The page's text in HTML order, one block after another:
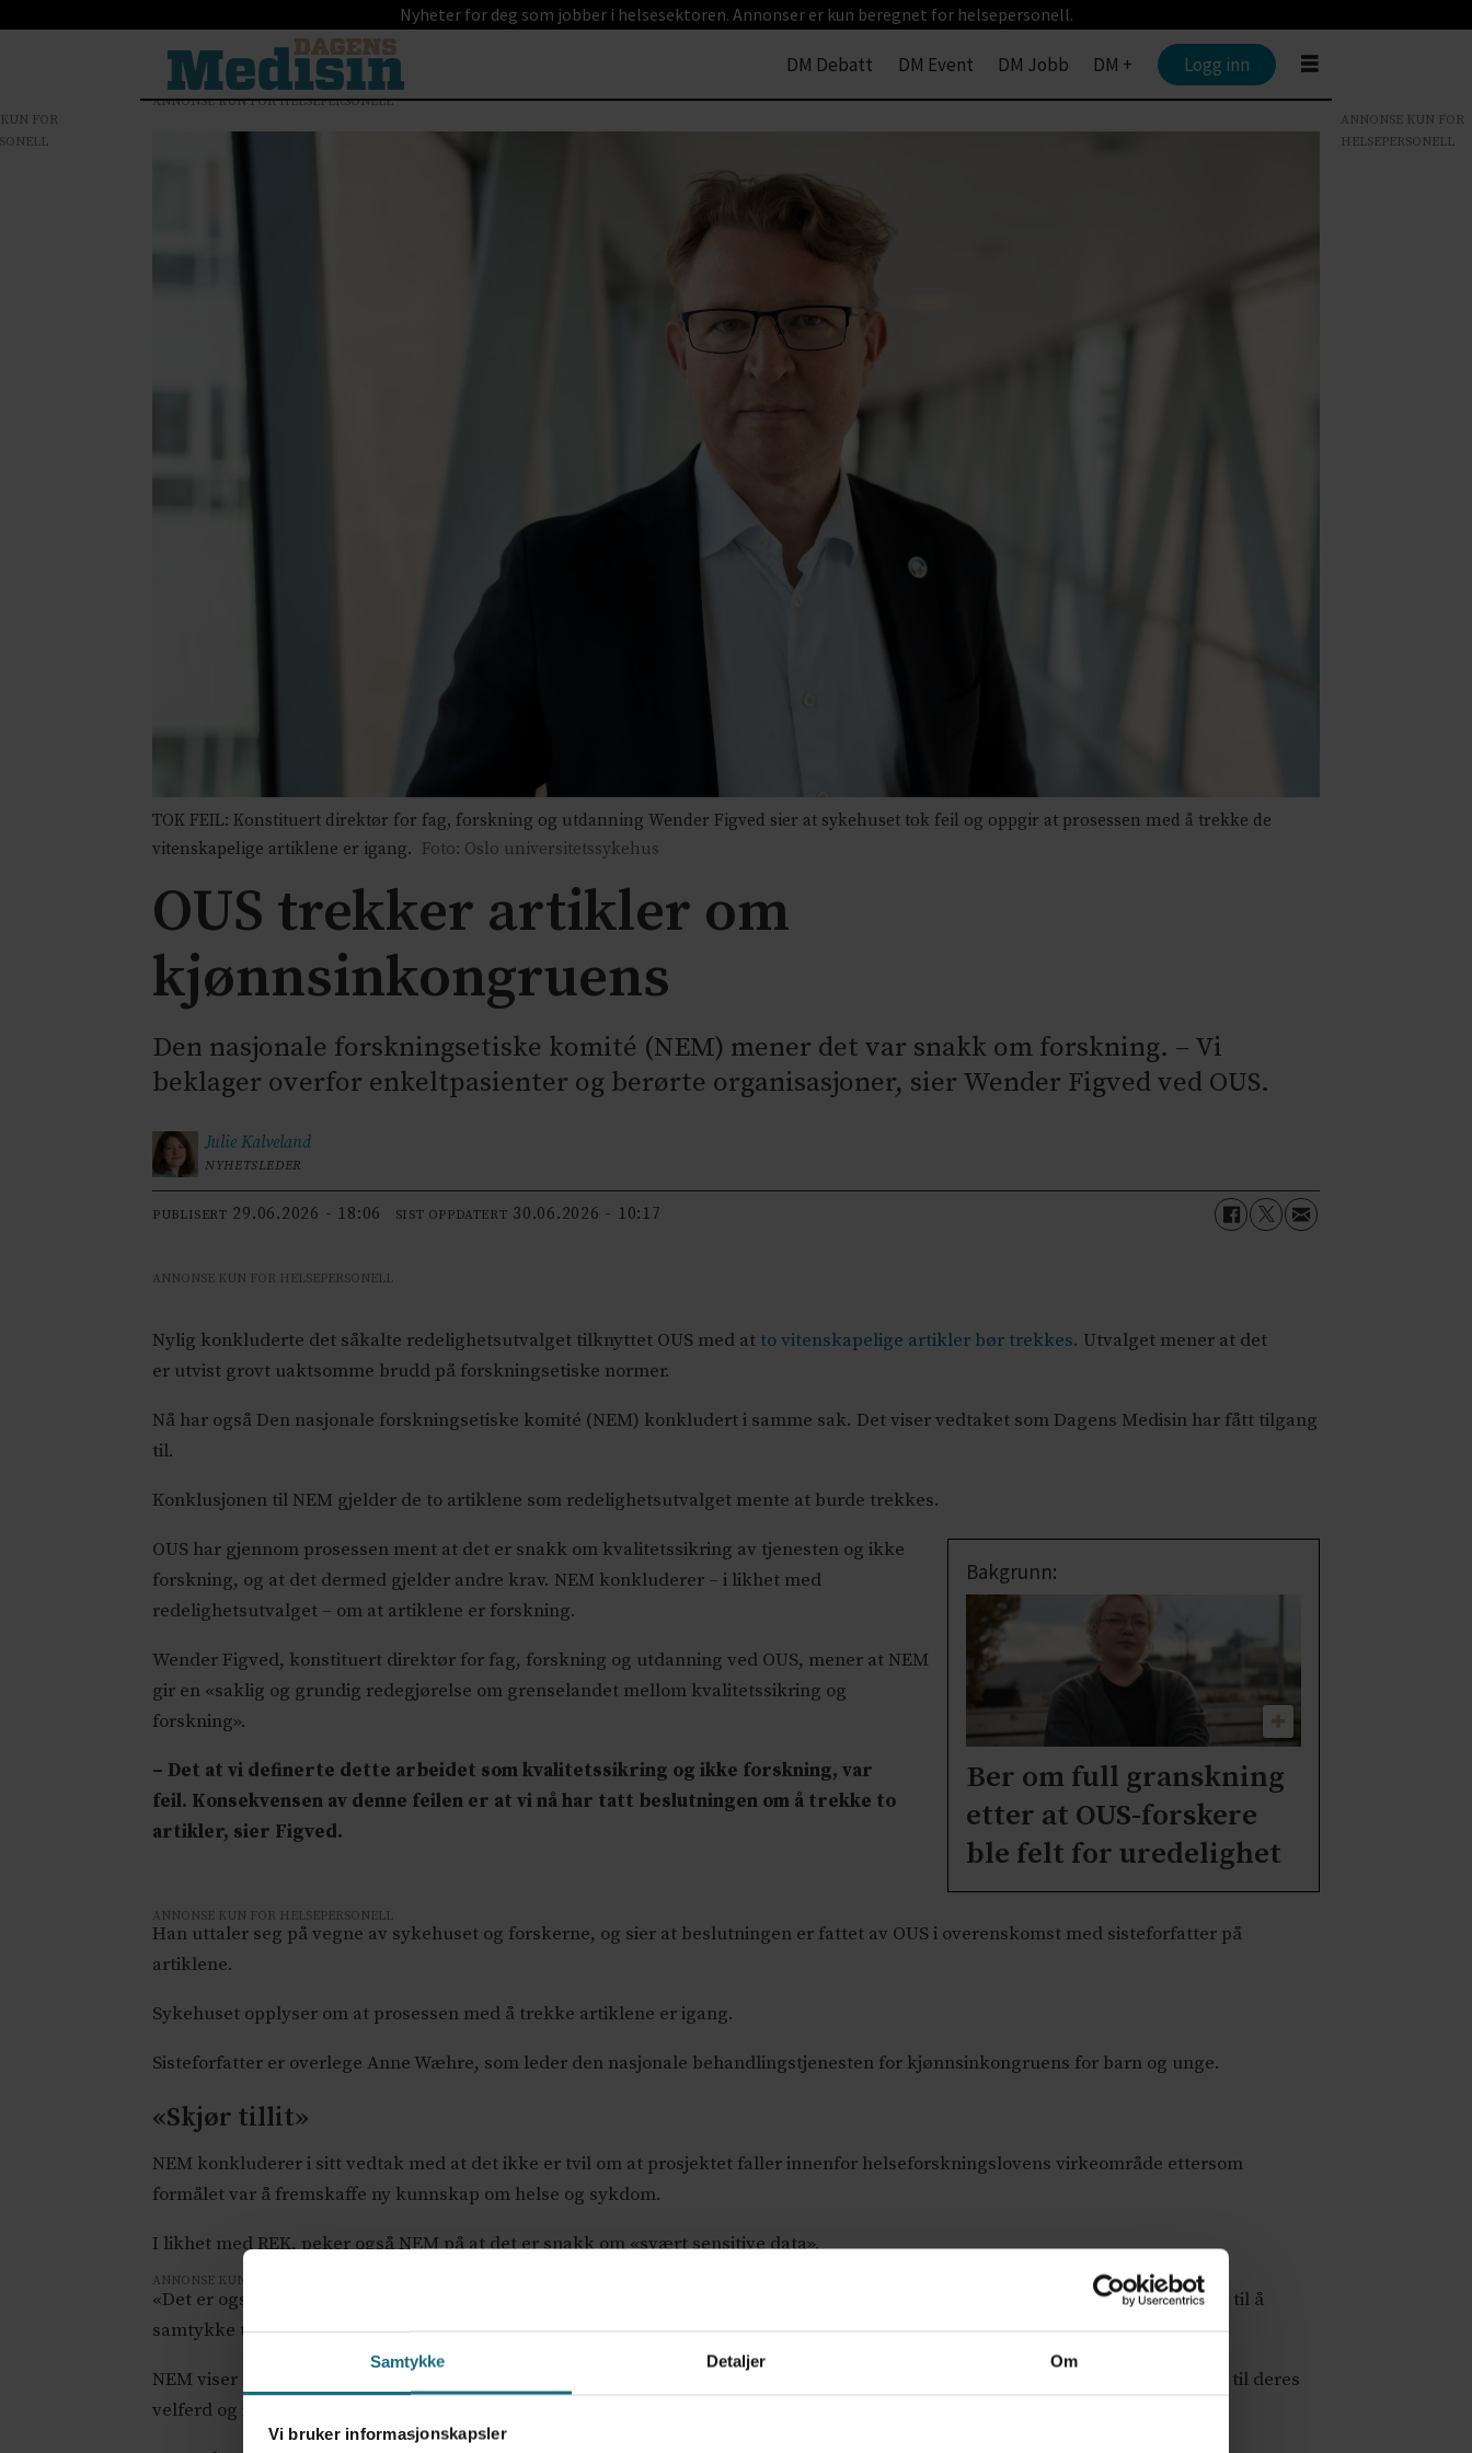
Samtykke Detaljer Om
Vi bruker informasjonskapsler
Nyheter for deg som jobber i helsesektoren. Annonser er kun beregnet for helsepersonell.
DM Debatt DM Event DM Jobb DM + Logg inn
ANNONSE KUN FOR HELSEPERSONELL
TOK FEIL: Konstituert direktør for fag, forskning og utdanning Wender Figved sier at sykehuset tok feil og oppgir at prosessen med å trekke de
vitenskapelige artiklene er igang. Foto: Oslo universitetssykehus
OUS trekker artikler om
kjønnsinkongruens
Den nasjonale forskningsetiske komité (NEM) mener det var snakk om forskning. – Vi
beklager overfor enkeltpasienter og berørte organisasjoner, sier Wender Figved ved OUS.
Julie Kalveland
NYHETSLEDER
PUBLISERT 29.06.2026 - 18:06 SIST OPPDATERT 30.06.2026 - 10:17
ANNONSE KUN FOR HELSEPERSONELL
Nylig konkluderte det såkalte redelighetsutvalget tilknyttet OUS med at to vitenskapelige artikler bør trekkes. Utvalget mener at det
er utvist grovt uaktsomme brudd på forskningsetiske normer.
Nå har også Den nasjonale forskningsetiske komité (NEM) konkludert i samme sak. Det viser vedtaket som Dagens Medisin har fått tilgang
til.
Konklusjonen til NEM gjelder de to artiklene som redelighetsutvalget mente at burde trekkes.
Bakgrunn:
Ber om full granskning
etter at OUS-forskere
ble felt for uredelighet
OUS har gjennom prosessen ment at det er snakk om kvalitetssikring av tjenesten og ikke
forskning, og at det dermed gjelder andre krav. NEM konkluderer – i likhet med
redelighetsutvalget – om at artiklene er forskning.
Wender Figved, konstituert direktør for fag, forskning og utdanning ved OUS, mener at NEM
gir en «saklig og grundig redegjørelse om grenselandet mellom kvalitetssikring og
forskning».
ANNONSE KUN FOR HELSEPERSONELL
– Det at vi definerte dette arbeidet som kvalitetssikring og ikke forskning, var
feil. Konsekvensen av denne feilen er at vi nå har tatt beslutningen om å trekke to
artikler, sier Figved.
Han uttaler seg på vegne av sykehuset og forskerne, og sier at beslutningen er fattet av OUS i overenskomst med sisteforfatter på
artiklene.
Sykehuset opplyser om at prosessen med å trekke artiklene er igang.
Sisteforfatter er overlege Anne Wæhre, som leder den nasjonale behandlingstjenesten for kjønnsinkongruens for barn og unge.
«Skjør tillit»
NEM konkluderer i sitt vedtak med at det ikke er tvil om at prosjektet faller innenfor helseforskningslovens virkeområde ettersom
formålet var å fremskaffe ny kunnskap om helse og sykdom.
I likhet med REK, peker også NEM på at det er snakk om «svært sensitive data».
ANNONSE KUN FOR HELSEPERSONELL
«Det er også knyttet stigma til gruppen, og det er vel kjent at i alle fall deler av gruppen tidligere har uttalt at de vil ha anledning til å
samtykke til bruk av deres opplysninger i forskning», skriver komiteen.
NEM viser til at «deltakernes tillit til behandlere og institusjon er viktig, men også skjør, noe som fordrer at det tas særlig hensyn til deres
velferd og integritet», og skriver videre:
FOR
ANNONSE KUN FOR
HELSEPERSONELL